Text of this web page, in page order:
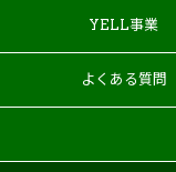
YELL事業
よくある質問